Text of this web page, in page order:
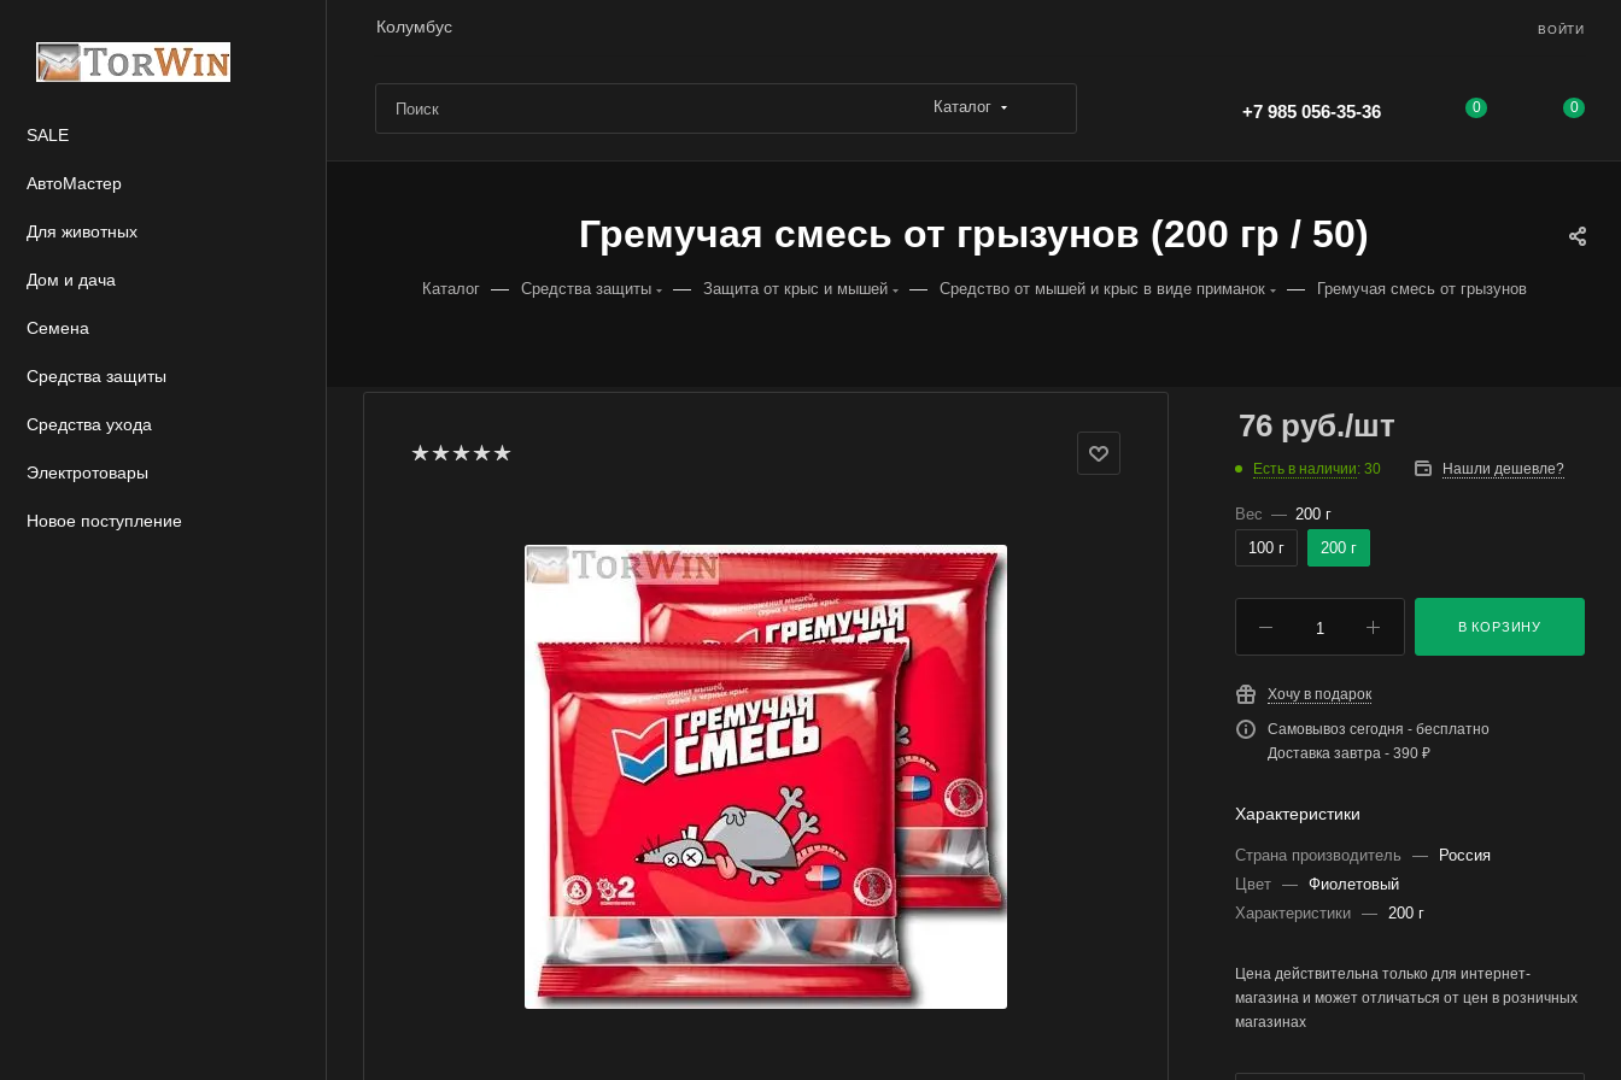
Колумбус ВОЙТИ
Каталог +7 985 056-35-36 0 0
SALE
АвтоМастер
Для животных
Дом и дача
Семена
Средства защиты
Средства ухода
Электротовары
Новое поступление
Гремучая смесь от грызунов (200 гр / 50)
Каталог — Средства защиты — Защита от крыс и мышей — Средство от мышей и крыс в виде приманок — Гремучая смесь от грызунов
76 руб./шт
Есть в наличии: 30 Нашли дешевле?
Вес — 200 г
100 г
200 г
В КОРЗИНУ
Хочу в подарок
Самовывоз сегодня - бесплатно
Доставка завтра - 390 ₽
Характеристики
Страна производитель —
Россия
Цвет — Фиолетовый
Характеристики — 200 г
Цена действительна только для интернет-
магазина и может отличаться от цен в розничных
магазинах